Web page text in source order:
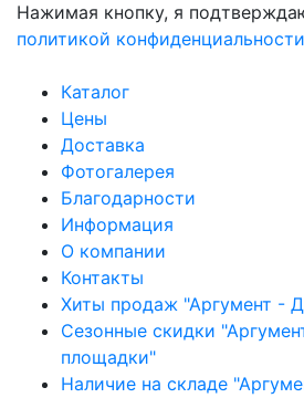
Нажимая кнопку, я
политикой конфиденциальности
Каталог
Цены
Доставка
Фотогалерея
Благодарности
Информация
О компании
Контакты
Хиты продаж "Аргумент -
Сезонные скидки
площадки"
Наличие на складе